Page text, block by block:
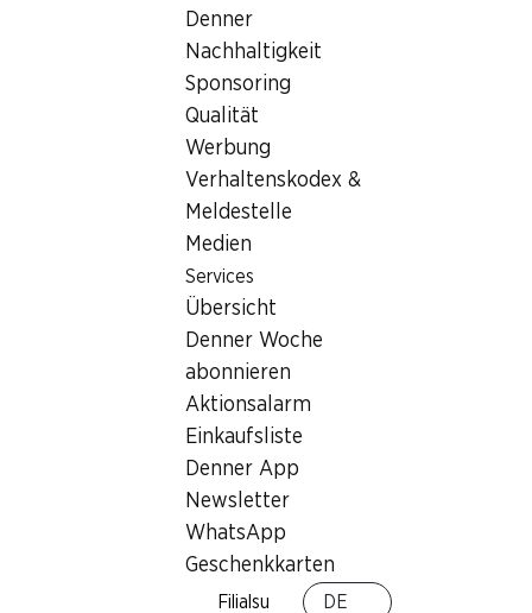
Denner
Nachhaltigkeit
Sponsoring
Qualität
Werbung
Verhaltenskodex &
Meldestelle
Medien
Services
Übersicht
Denner Woche
abonnieren
Aktionsalarm
Einkaufsliste
Denner App
Newsletter
WhatsApp
Geschenkkarten
Filialsu
DE
Semmeli mit IP-SUISSE Mehl
Bons und Sonderrabatten
300 g